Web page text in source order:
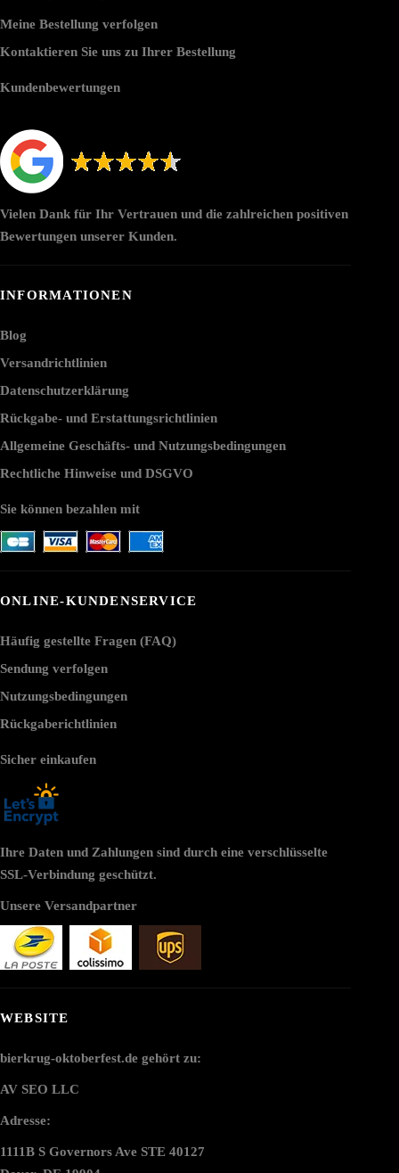
Meine Bestellung verfolgen
Kontaktieren Sie uns zu Ihrer Bestellung
Kundenbewertungen
Vielen Dank für Ihr Vertrauen und die zahlreichen positiven
Bewertungen unserer Kunden.
INFORMATIONEN
Blog
Versandrichtlinien
Datenschutzerklärung
Rückgabe- und Erstattungsrichtlinien
Allgemeine Geschäfts- und Nutzungsbedingungen
Rechtliche Hinweise und DSGVO
Sie können bezahlen mit
ONLINE-KUNDENSERVICE
Häufig gestellte Fragen (FAQ)
Sendung verfolgen
Nutzungsbedingungen
Rückgaberichtlinien
Sicher einkaufen
Ihre Daten und Zahlungen sind durch eine verschlüsselte
SSL-Verbindung geschützt.
Unsere Versandpartner
WEBSITE
bierkrug-oktoberfest.de gehört zu:
AV SEO LLC
Adresse:
1111B S Governors Ave STE 40127